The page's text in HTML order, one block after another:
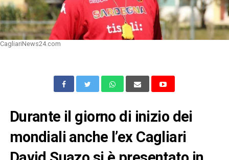
CagliariNews24.com
Durante il giorno di inizio dei
mondiali anche l’ex Cagliari